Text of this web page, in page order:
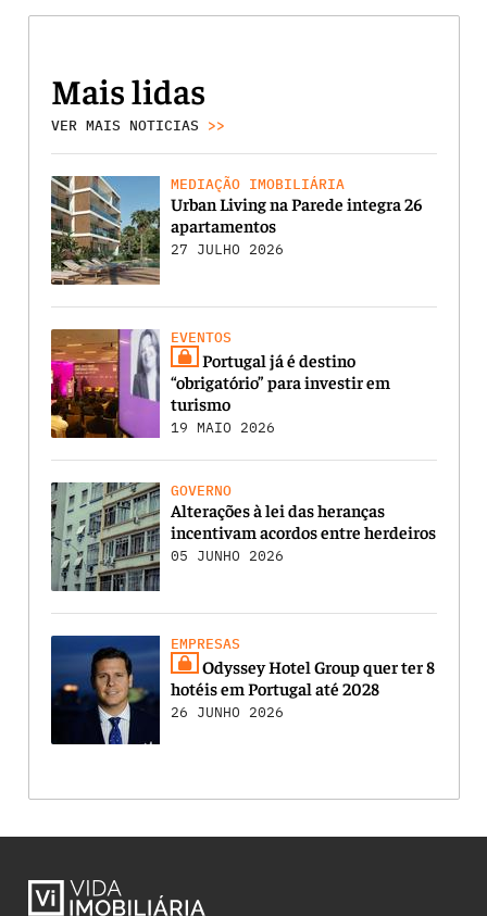
Mais lidas
VER MAIS NOTICIAS >>
MEDIAÇÃO IMOBILIÁRIA
Urban Living na Parede integra 26
apartamentos
27 JULHO 2026
EVENTOS
Portugal já é destino
“obrigatório” para investir em
turismo
19 MAIO 2026
GOVERNO
Alterações à lei das heranças
incentivam acordos entre herdeiros
05 JUNHO 2026
EMPRESAS
Odyssey Hotel Group quer ter 8
hotéis em Portugal até 2028
26 JUNHO 2026